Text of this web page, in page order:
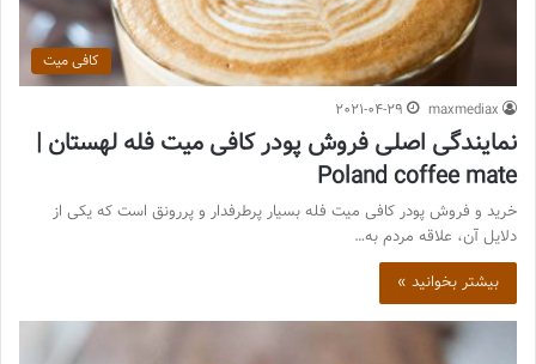
کافی میت
maxmediax
2021-04-29
نمایندگی اصلی فروش پودر کافی میت فله لهستان |
Poland coffee mate
خرید و فروش پودر کافی میت فله بسیار پرطرفدار و پررونق است که یکی از
دلایل آن، علاقه مردم به…
بیشتر بخوانید »